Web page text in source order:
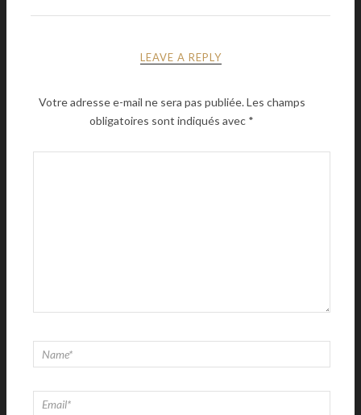
LEAVE A REPLY
Votre adresse e-mail ne sera pas publiée.Les champs
obligatoires sont indiqués avec *